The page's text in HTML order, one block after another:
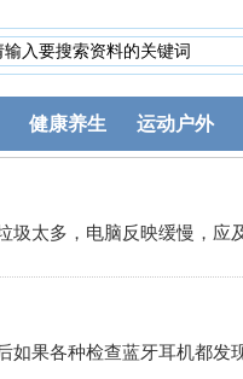
健康养生 运动户外